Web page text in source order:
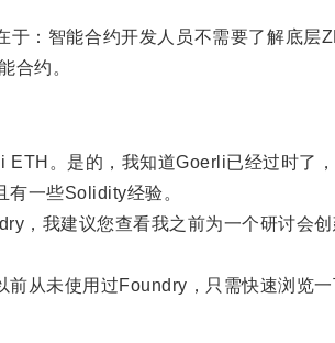
：智能合约开发人员不需要了解底层
合约。
。是的，我知道Goerli已经过时了，
有一些Solidity经验。
，我建议您查看我之前为一个研讨会
前从未使用过Foundry，只需快速浏览一